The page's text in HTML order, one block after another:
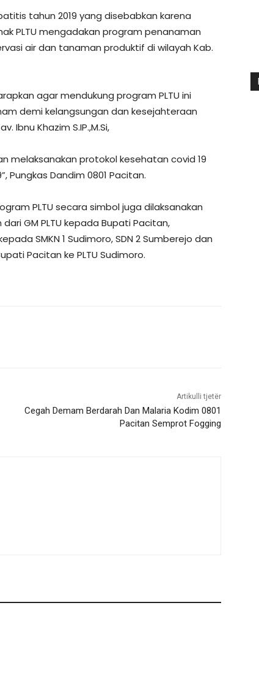
tahun 2019 yang disebabkan karena
PLTU mengadakan program penanaman
air dan tanaman produktif di wilayah Kab.
agar mendukung program PLTU ini
demi kelangsungan dan kesejahteraan
Ibnu Khazim S.IP.,M.Si,
melaksanakan protokol kesehatan covid 19
Pungkas Dandim 0801 Pacitan.
PLTU secara simbol juga dilaksanakan
GM PLTU kepada Bupati Pacitan,
SMKN 1 Sudimoro, SDN 2 Sumberejo dan
Pacitan ke PLTU Sudimoro.
Artikulli tjetër
Cegah Demam Berdarah Dan Malaria Kodim 0801
Pacitan Semprot Fogging